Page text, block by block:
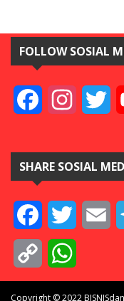
FOLLOW SOSIAL
FacebookInstagram
SHARE SOSIAL
FacebookTwitter
Copy
Link
Copyright © 2022